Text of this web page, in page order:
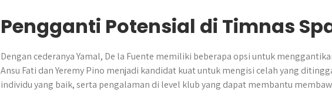
Pengganti Potensial di Timnas
Dengan cederanya Yamal, De la Fuente memiliki beberapa opsi untuk
Ansu Fati dan Yeremy Pino menjadi kandidat kuat untuk mengisi celah yang
individu yang baik, serta pengalaman di level klub yang dapat membantu